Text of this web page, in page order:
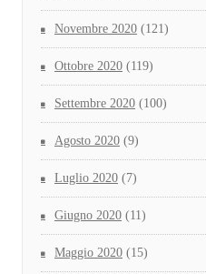
Novembre 2020 (121)
Ottobre 2020 (119)
Settembre 2020 (100)
Agosto 2020 (9)
Luglio 2020 (7)
Giugno 2020 (11)
Maggio 2020 (15)